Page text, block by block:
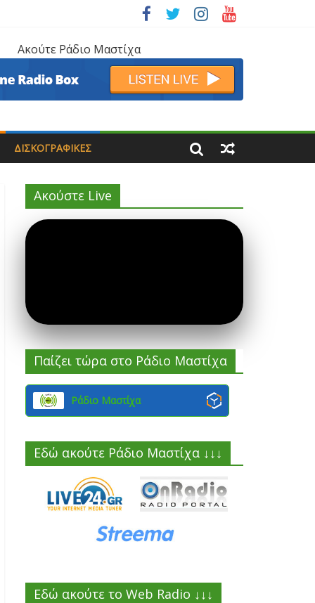
Ακούτε Ράδιο Μαστίχα
ΔΙΣΚΟΓΡΑΦΙΚΈΣ
Ακούστε Live
Παίζει τώρα στο Ράδιο Μαστίχα
Ράδιο Μαστίχα
Εδώ ακούτε Ράδιο Μαστίχα ↓↓↓
Εδώ ακούτε το Web Radio ↓↓↓